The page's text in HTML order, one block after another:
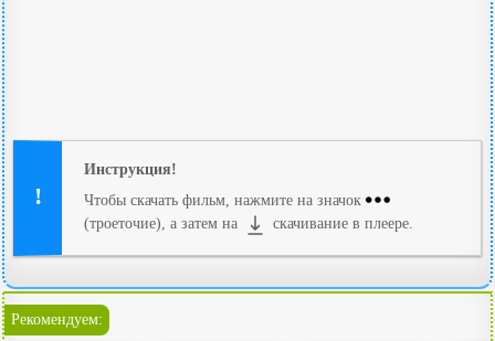
Инструкция!
Чтобы скачать фильм, нажмите на значок
(троеточие), а затем на
скачивание в плеере.
Рекомендуем: